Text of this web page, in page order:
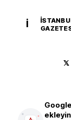
İ
ekleyin